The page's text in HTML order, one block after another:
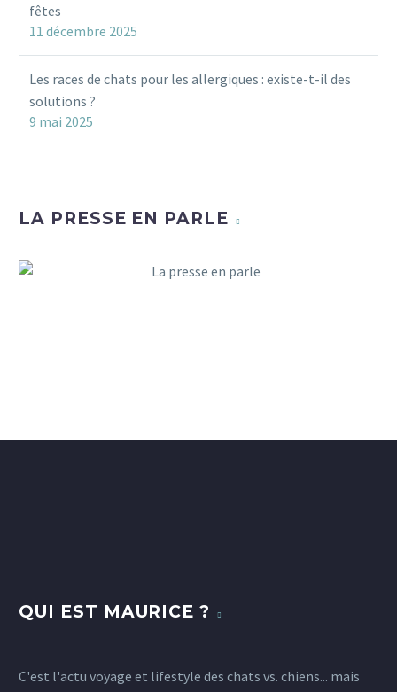
fêtes
11 décembre 2025
Les races de chats pour les allergiques : existe-t-il des
solutions ?
9 mai 2025
LA PRESSE EN PARLE
QUI EST MAURICE ?
C'est l'actu voyage et lifestyle des chats vs. chiens... mais